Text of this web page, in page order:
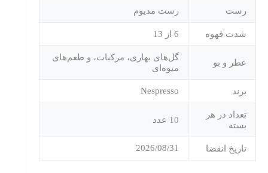
رست رست مدیوم
شدت قهوه 6 از 13
عطر و بو
گل‌های بهاری، مرکبات، و طعم‌های
میوه‌ای
برند Nespresso
تعداد در هر
بسته
10 عدد
تاریخ انقضا 2026/08/31